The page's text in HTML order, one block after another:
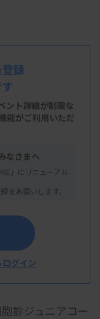
階 第二実習室
診ジュニアコー
録
ント詳細が制限な
能がご利用いただ
なさまへ
」にリニューアル
をお願いします。
グイン